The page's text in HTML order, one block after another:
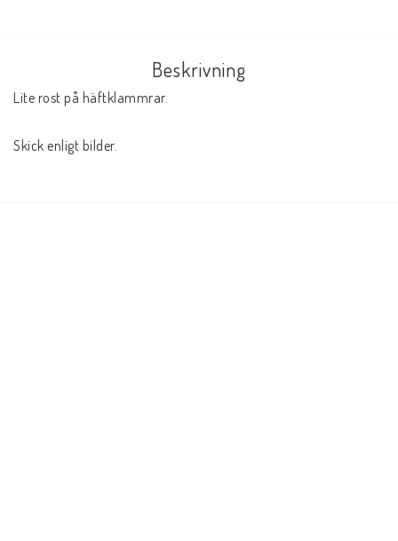
Beskrivning
Lite rost på häftklammrar.
Skick enligt bilder.